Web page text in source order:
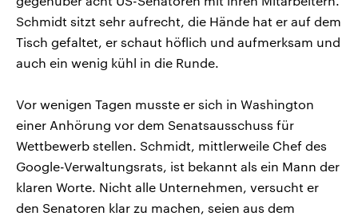
Schmidt sitzt sehr aufrecht, die Hände hat er auf dem
Tisch gefaltet, er schaut höflich und aufmerksam und
auch ein wenig kühl in die Runde.
Vor wenigen Tagen musste er sich in Washington
einer Anhörung vor dem Senatsausschuss für
Wettbewerb stellen. Schmidt, mittlerweile Chef des
Google-Verwaltungsrats, ist bekannt als ein Mann der
klaren Worte. Nicht alle Unternehmen, versucht er
den Senatoren klar zu machen, seien aus dem